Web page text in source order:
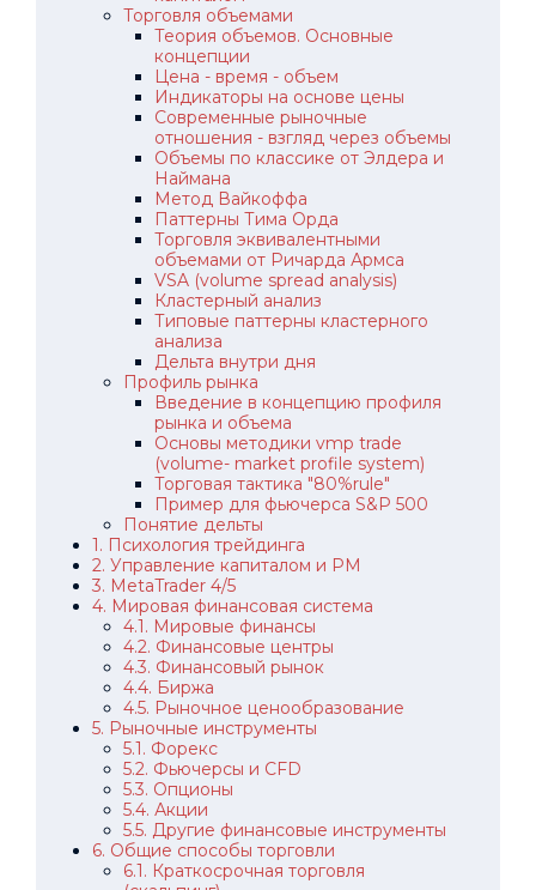
Торговля объемами
Теория объемов. Основные
концепции
Цена - время - объем
Индикаторы на основе цены
Современные рыночные
отношения - взгляд через объемы
Объемы по классике от Элдера и
Наймана
Метод Вайкоффа
Паттерны Тима Орда
Торговля эквивалентными
объемами от Ричарда Армса
VSA (volume spread analysis)
Кластерный анализ
Типовые паттерны кластерного
анализа
Дельта внутри дня
Профиль рынка
Введение в концепцию профиля
рынка и объема
Основы методики vmp trade
(volume- market profile system)
Торговая тактика "80%rule"
Пример для фьючерса S&P 500
Понятие дельты
1. Психология трейдинга
2. Управление капиталом и РМ
3. MetaTrader 4/5
4. Мировая финансовая система
4.1. Мировые финансы
4.2. Финансовые центры
4.3. Финансовый рынок
4.4. Биржа
4.5. Рыночное ценообразование
5. Рыночные инструменты
5.1. Форекс
5.2. Фьючерсы и CFD
5.3. Опционы
5.4. Акции
5.5. Другие финансовые инструменты
6. Общие способы торговли
6.1. Краткосрочная торговля